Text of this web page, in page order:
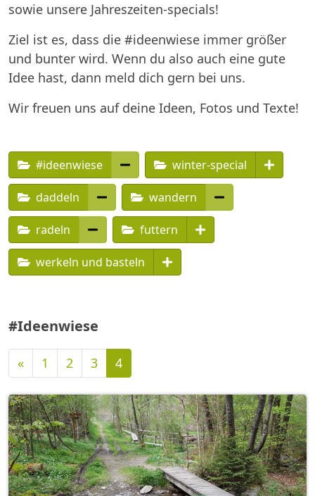
sowie unsere Jahreszeiten-specials!
Ziel ist es, dass die #ideenwiese immer größer
und bunter wird. Wenn du also auch eine gute
Idee hast, dann meld dich gern bei uns.
Wir freuen uns auf deine Ideen, Fotos und Texte!
#ideenwiese winter-special
daddeln wandern
radeln futtern
werkeln und basteln
#Ideenwiese
«Vorherige
1 2 3 4